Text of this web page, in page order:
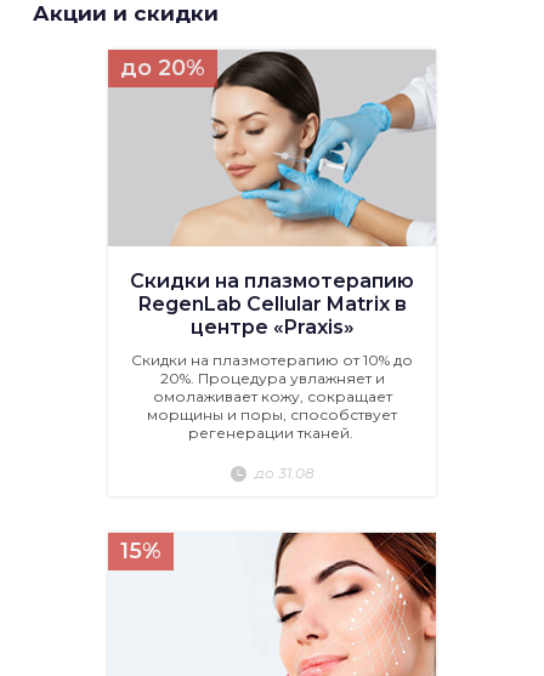
Акции и скидки
до 20%
Скидки на плазмотерапию
RegenLab Cellular Matrix в
центре «Praxis»
Скидки на плазмотерапию от 10% до
20%. Процедура увлажняет и
омолаживает кожу, сокращает
морщины и поры, способствует
регенерации тканей.
до 31.08
15%